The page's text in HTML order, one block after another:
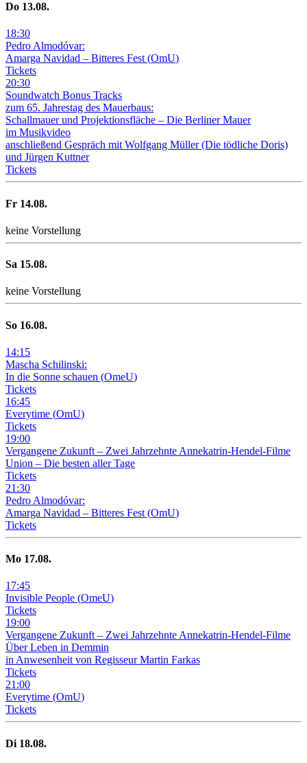
Do 13.08.
18:30
Pedro Almodóvar:
Amarga Navidad – Bitteres Fest (OmU)
Tickets
20:30
Soundwatch Bonus Tracks
zum 65. Jahrestag des Mauerbaus:
Schallmauer und Projektionsfläche – Die Berliner Mauer
im Musikvideo
anschließend Gespräch mit Wolfgang Müller (Die tödliche Doris)
und Jürgen Kuttner
Tickets
Fr 14.08.
keine Vorstellung
Sa 15.08.
keine Vorstellung
So 16.08.
14:15
Mascha Schilinski:
In die Sonne schauen (OmeU)
Tickets
16:45
Everytime (OmU)
Tickets
19:00
Vergangene Zukunft – Zwei Jahrzehnte Annekatrin-Hendel-Filme
Union – Die besten aller Tage
Tickets
21 :30
Pedro Almodóvar:
Amarga Navidad – Bitteres Fest (OmU)
Tickets
Mo 17.08.
17:45
Invisible People (OmeU)
Tickets
19:00
Vergangene Zukunft – Zwei Jahrzehnte Annekatrin-Hendel-Filme
Über Leben in Demmin
in Anwesenheit von Regisseur Martin Farkas
Tickets
21:00
Everytime (OmU)
Tickets
Di 18.08.